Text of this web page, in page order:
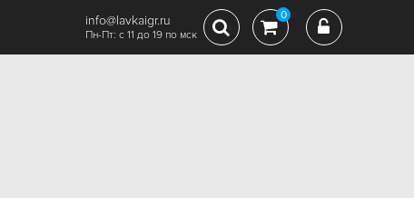
info@lavkaigr.ru
Пн-Пт: с 11 до 19 по мск
0